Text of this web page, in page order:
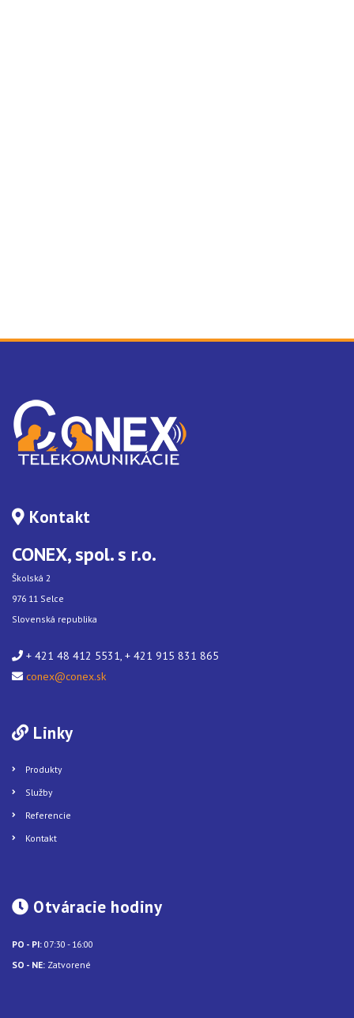
Kontakt
CONEX, spol. s r.o.
Školská 2
976 11 Selce
Slovenská republika
+ 421 48 412 5531, + 421 915 831 865
conex@conex.sk
Linky
Produkty
Služby
Referencie
Kontakt
Otváracie hodiny
PO - PI: 07:30 - 16:00
SO - NE: Zatvorené